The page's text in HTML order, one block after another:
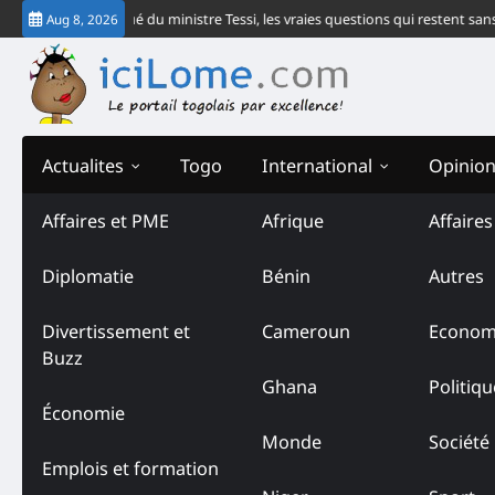
Skip
to
content
Aug 8, 2026
le communiqué du ministre Tessi, les vraies questions qui restent sans
Actualites
Affaires et PME
Diplomatie
Divertissement et
Buzz
Économie
Emplois et formation
Togo International
Afrique
Bénin
Cameroun
Ghana
Monde
Autres
Société
Tag:Certificat de